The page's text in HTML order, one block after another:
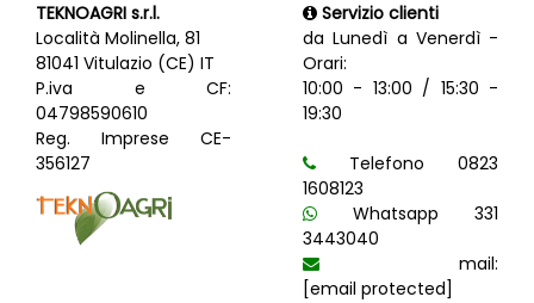
TEKNOAGRI s.r.l.
Località Molinella, 81
81041 Vitulazio (CE) IT
P.iva e CF:
04798590610
Reg. Imprese CE-
356127
Servizio clienti
da Lunedì a Venerdì -
Orari:
10:00 - 13:00 / 15:30 -
19:30
Telefono 0823
1608123
Whatsapp 331
3443040
mail:
[email protected]